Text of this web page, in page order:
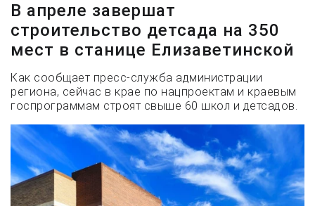
В апреле завершат
строительство детсада на 350
мест в станице Елизаветинской
Как сообщает пресс-служба администрации
региона, сейчас в крае по нацпроектам и краевым
госпрограммам строят свыше 60 школ и детсадов.